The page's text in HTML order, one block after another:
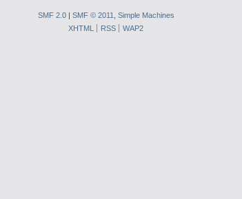
SMF 2.0 | SMF © 2011
Simple Machines
XHTML
RSS WAP2